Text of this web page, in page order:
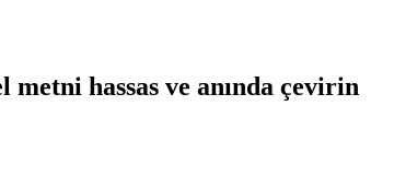
hassas ve anında çevirin